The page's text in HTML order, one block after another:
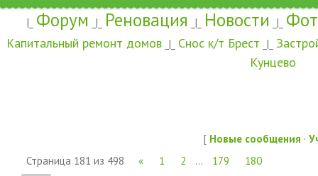
|_ Форум _|_ Реновация _|_ Новости _|_
Капитальный ремонт домов _|_ Снос к/т Брест _|_
Кунцево
[ Новые сообщения ·
Страница 181 из 498 « 1 2 … 179
180